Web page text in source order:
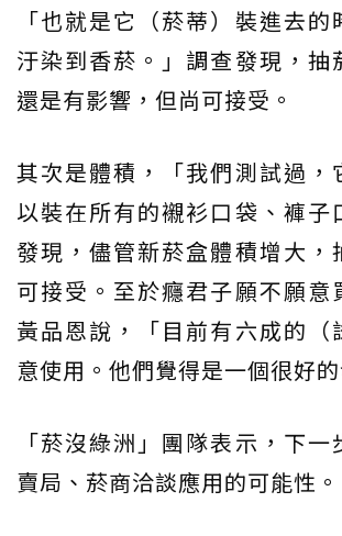
「也就是它（菸蒂）裝進去
汙染到香菸。」調查發現，抽
還是有影響，但尚可接受。
其次是體積，「我們測試過，
以裝在所有的襯衫口袋、褲子
發現，儘管新菸盒體積增大，
可接受。至於癮君子願不願意
黃品恩說，「目前有六成的（
意使用。他們覺得是一個很好的
「菸沒綠洲」團隊表示，下
賣局、菸商洽談應用的可能性。